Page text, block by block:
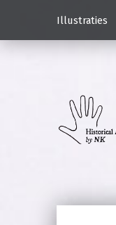
Illustraties